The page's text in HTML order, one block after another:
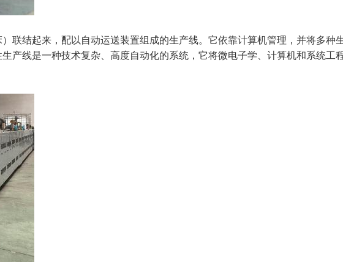
联结起来，配以自动运送装置组成的生产线。它依靠计算机管理，并将多种
产线是一种技术复杂、高度自动化的系统，它将微电子学、计算机和系统工